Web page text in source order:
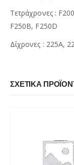
Τετράχρονες :
F250B, F250D
Δίχρονες : 225A,
ΣΧΕΤΙΚΆ